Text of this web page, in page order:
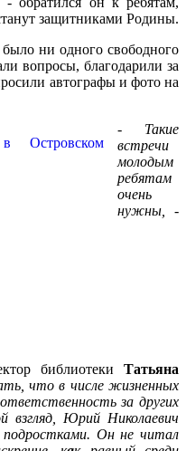
защитниками Родины.
было ни одного свободного
вопросы, благодарили за
автографы и фото на
- Такие
встречи
молодым
ребятам
очень
нужны,
-
библиотеки Татьяна
что в числе жизненных
за других
Юрий Николаевич
Он не читал